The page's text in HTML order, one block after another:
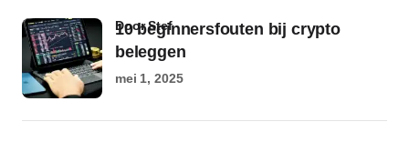
10 beginnersfouten bij crypto
beleggen
door Stef
mei 1, 2025